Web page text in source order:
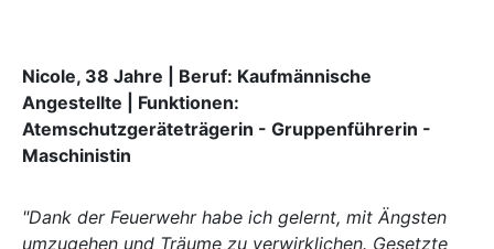
Nicole, 38 Jahre | Beruf: Kaufmännische
Angestellte | Funktionen:
Atemschutzgeräteträgerin - Gruppenführerin -
Maschinistin
"Dank der Feuerwehr habe ich gelernt, mit Ängsten
umzugehen und Träume zu verwirklichen. Gesetzte